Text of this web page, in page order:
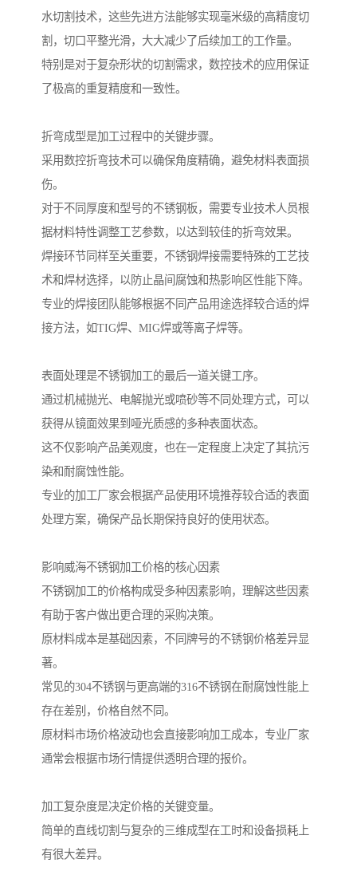
水切割技术，这些先进方法能够实现毫米级的高精度切
割，切口平整光滑，大大减少了后续加工的工作量。
特别是对于复杂形状的切割需求，数控技术的应用保证
了极高的重复精度和一致性。
折弯成型是加工过程中的关键步骤。
采用数控折弯技术可以确保角度精确，避免材料表面损
伤。
对于不同厚度和型号的不锈钢板，需要专业技术人员根
据材料特性调整工艺参数，以达到较佳的折弯效果。
焊接环节同样至关重要，不锈钢焊接需要特殊的工艺技
术和焊材选择，以防止晶间腐蚀和热影响区性能下降。
专业的焊接团队能够根据不同产品用途选择较合适的焊
接方法，如TIG焊、MIG焊或等离子焊等。
表面处理是不锈钢加工的最后一道关键工序。
通过机械抛光、电解抛光或喷砂等不同处理方式，可以
获得从镜面效果到哑光质感的多种表面状态。
这不仅影响产品美观度，也在一定程度上决定了其抗污
染和耐腐蚀性能。
专业的加工厂家会根据产品使用环境推荐较合适的表面
处理方案，确保产品长期保持良好的使用状态。
影响威海不锈钢加工价格的核心因素
不锈钢加工的价格构成受多种因素影响，理解这些因素
有助于客户做出更合理的采购决策。
原材料成本是基础因素，不同牌号的不锈钢价格差异显
著。
常见的304不锈钢与更高端的316不锈钢在耐腐蚀性能上
存在差别，价格自然不同。
原材料市场价格波动也会直接影响加工成本，专业厂家
通常会根据市场行情提供透明合理的报价。
加工复杂度是决定价格的关键变量。
简单的直线切割与复杂的三维成型在工时和设备损耗上
有很大差异。